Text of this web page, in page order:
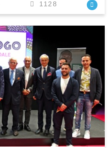
1128